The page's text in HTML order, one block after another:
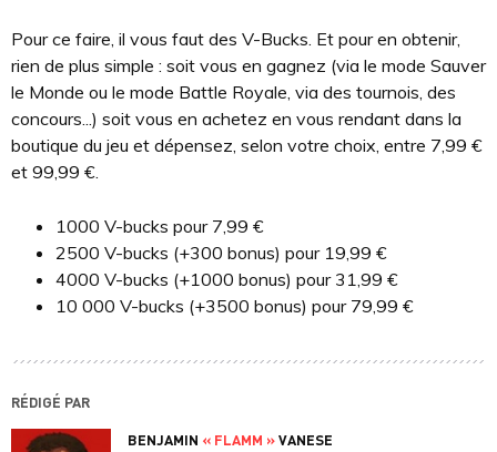
Pour ce faire, il vous faut des V-Bucks. Et pour en obtenir,
rien de plus simple : soit vous en gagnez (via le mode Sauver
le Monde ou le mode Battle Royale, via des tournois, des
concours...) soit vous en achetez en vous rendant dans la
boutique du jeu et dépensez, selon votre choix, entre 7,99 €
et 99,99 €.
1000 V-bucks pour 7,99 €
2500 V-bucks (+300 bonus) pour 19,99 €
4000 V-bucks (+1000 bonus) pour 31,99 €
10 000 V-bucks (+3500 bonus) pour 79,99 €
RÉDIGÉ PAR
BENJAMIN « FLAMM »VANESE